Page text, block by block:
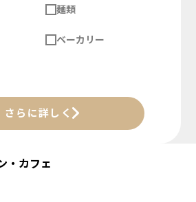
麺類
ベーカリー
さらに詳しく
・カフェ